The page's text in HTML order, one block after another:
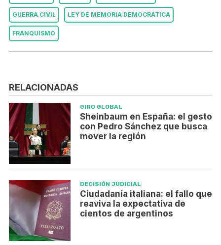
GUERRA CIVIL LEY DE MEMORIA DEMOCRÁTICA
FRANQUISMO
RELACIONADAS
GIRO GLOBAL
Sheinbaum en España: el gesto
con Pedro Sánchez que busca
mover la región
DECISIÓN JUDICIAL
Ciudadanía italiana: el fallo que
reaviva la expectativa de
cientos de argentinos